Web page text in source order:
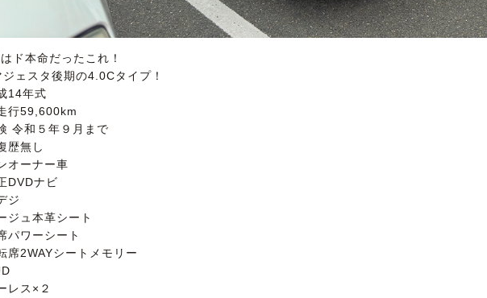
ド本命だったこれ！
ジェスタ後期の4.0Cタイプ！
14年式
行59,600km
令和５年９月まで
歴無し
オーナー車
DVDナビ
ジ
ジュ本革シート
パワーシート
席2WAYシートメモリー
レス×２